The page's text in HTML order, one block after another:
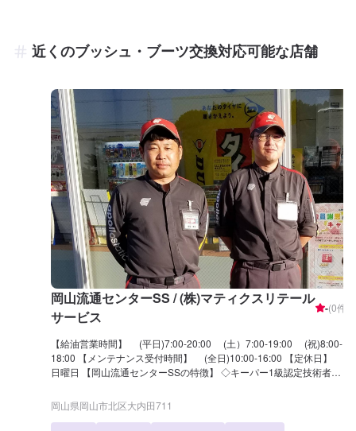
近くのブッシュ・ブーツ交換対応可能な店舗
岡山流通センターSS / (株)マティクスリテール
サービス
-(0件)
【給油営業時間】 (平日)7:00-20:00 (土）7:00-19:00 (祝)8:00-
18:00 【メンテナンス受付時間】 (全日)10:00-16:00 【定休日】
日曜日 【岡山流通センターSSの特徴】 ◇キーパー1級認定技術者が
販売もやってます 買取と新車・中古車販売に加え、愛車無料査定も
実施しています。 不定期で査定会も実施しておりますので、まずは
岡山県岡山市北区大内田711